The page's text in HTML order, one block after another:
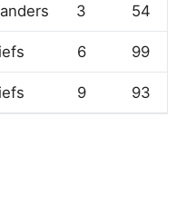
3 54
6 99
9 93